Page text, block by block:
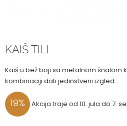
KAIŠ TILI
Kaiš u bež boji sa metalnom šnalom
kombinaciji dati jedinstveni izgled.
19% Akcija traje od 10. jula do 7.